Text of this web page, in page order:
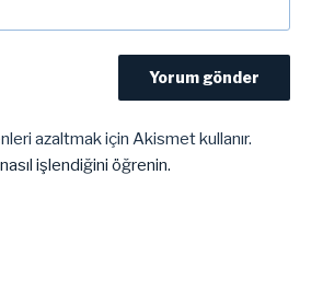
azaltmak için Akismet kullanır.
işlendiğini öğrenin.